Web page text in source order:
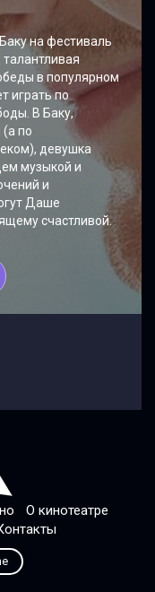
на фестиваль
в популярном
играть по
В Баку,
по
девушка
музыкой и
и
Даше
счастливой.
О кинотеатре